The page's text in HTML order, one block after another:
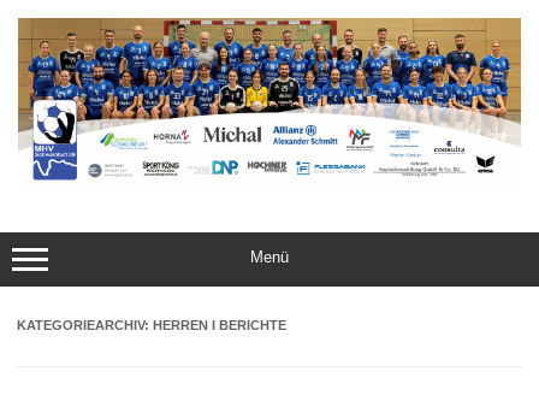
Inhalt
springen
Menü
KATEGORIEARCHIV: HERREN I BERICHTE